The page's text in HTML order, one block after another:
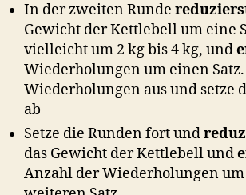
In der zweiten Runde
Gewicht der Kettlebell um eine
vielleicht um 2 kg bis 4 kg, und
Wiederholungen um einen
Wiederholungen aus und setze
ab
Setze die Runden fort und
das Gewicht der Kettlebell und
Anzahl der Wiederholungen